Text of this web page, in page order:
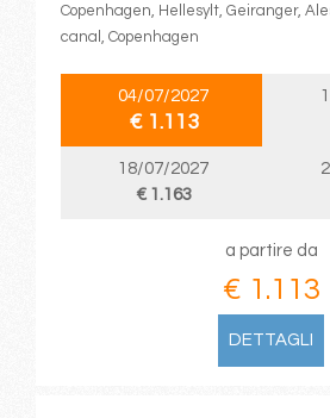
Copenhagen, Hellesylt, Geiranger,
canal, Copenhagen
04/07/2027
€ 1.113
18/07/2027
€ 1.163
a partire da
€ 1.113
DETTAGLI